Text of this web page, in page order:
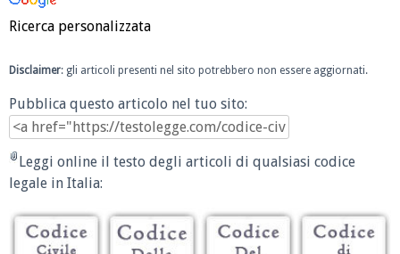
Ricerca personalizzata
Disclaimer: gli articoli presenti nel sito potrebbero non essere aggiornati.
Pubblica questo articolo nel tuo sito:
Leggi online il testo degli articoli di qualsiasi codice
legale in Italia: